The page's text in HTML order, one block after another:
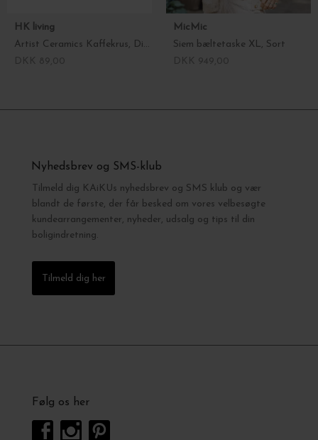
HK living
Artist Ceramics Kaffekrus, Dipped
MicMic
Siem bæltetaske XL, Sort
Nyhedsbrev og SMS-klub
Tilmeld dig KAiKUs nyhedsbrev og SMS klub og vær
blandt de første, der får besked om vores velbesøgte
kundearrangementer, nyheder, udsalg og tips til din
boligindretning.
Tilmeld dig her
Følg os her